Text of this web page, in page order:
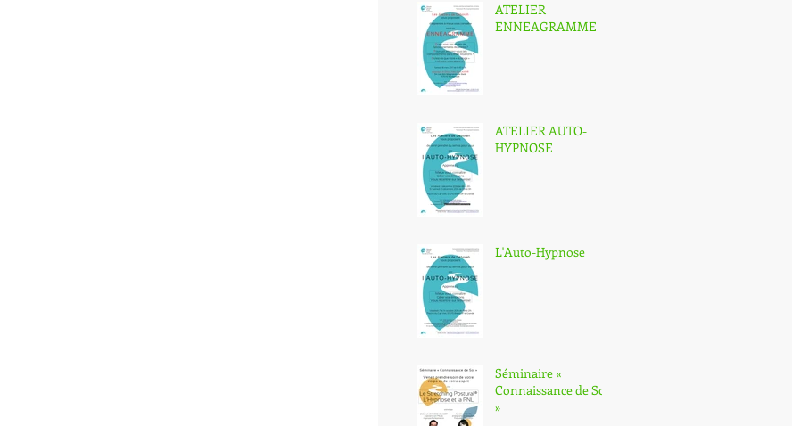
ATELIER
ENNEAGRAMME
ATELIER AUTO-
HYPNOSE
L'Auto-Hypnose
Séminaire «
Connaissance de Soi
»